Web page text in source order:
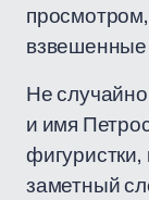
Не
и имя
фигуристки,
заметный